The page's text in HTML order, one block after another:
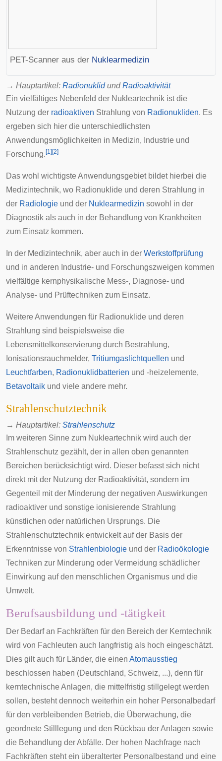
PET-Scanner aus der Nuklearmedizin
→ Hauptartikel: RadionuklidundRadioaktivität
Ein vielfältiges Nebenfeld der Nukleartechnik ist die
Nutzung der radioaktiven Strahlung von Radionukliden. Es
ergeben sich hier die unterschiedlichsten
Anwendungsmöglichkeiten in Medizin, Industrie und
Forschung. [1] [2]
Das wohl wichtigste Anwendungsgebiet bildet hierbei die
Medizintechnik, wo Radionuklide und deren Strahlung in
der Radiologie und der Nuklearmedizin sowohl in der
Diagnostik als auch in der Behandlung von Krankheiten
zum Einsatz kommen.
In der Medizintechnik, aber auch in der Werkstoffprüfung
und in anderen Industrie- und Forschungszweigen kommen
vielfältige kernphysikalische Mess-, Diagnose- und
Analyse- und Prüftechniken zum Einsatz.
Weitere Anwendungen für Radionuklide und deren
Strahlung sind beispielsweise die
Lebensmittelkonservierung durch Bestrahlung,
Ionisationsrauchmelder, Tritiumgaslichtquellen und
Leuchtfarben, Radionuklidbatterien und -heizelemente,
Betavoltaik und viele andere mehr.
Strahlenschutztechnik
→ Hauptartikel: Strahlenschutz
Im weiteren Sinne zum Nukleartechnik wird auch der
Strahlenschutz gezählt, der in allen oben genannten
Bereichen berücksichtigt wird. Dieser befasst sich nicht
direkt mit der Nutzung der Radioaktivität, sondern im
Gegenteil mit der Minderung der negativen Auswirkungen
radioaktiver und sonstige ionisierende Strahlung
künstlichen oder natürlichen Ursprungs. Die
Strahlenschutztechnik entwickelt auf der Basis der
Erkenntnisse von Strahlenbiologie und der Radioökologie
Techniken zur Minderung oder Vermeidung schädlicher
Einwirkung auf den menschlichen Organismus und die
Umwelt.
Berufsausbildung und -tätigkeit
Der Bedarf an Fachkräften für den Bereich der Kerntechnik
wird von Fachleuten auch langfristig als hoch eingeschätzt.
Dies gilt auch für Länder, die einen Atomausstieg
beschlossen haben (Deutschland, Schweiz, ...), denn für
kerntechnische Anlagen, die mittelfristig stillgelegt werden
sollen, besteht dennoch weiterhin ein hoher Personalbedarf
für den verbleibenden Betrieb, die Überwachung, die
geordnete Stilllegung und den Rückbau der Anlagen sowie
die Behandlung der Abfälle. Der hohen Nachfrage nach
Fachkräften steht ein überalterter Personalbestand und eine